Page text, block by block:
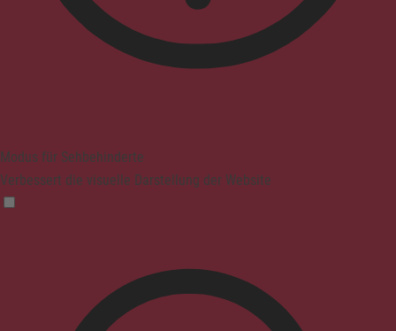
Modus für Sehbehinderte
Verbessert die visuelle Darstellung der Website